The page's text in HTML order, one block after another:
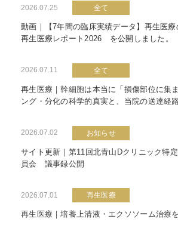
2026.07.25 全て
動画｜【7年間の臨床実績データ】再生医療
再生医療レポート2026 を公開しました。
2026.07.11 全て
再生医療｜幹細胞は本当に「損傷部位に集
ング・分化の科学的真実と、当院の送達経
2026.07.02 お知らせ
サイト更新｜第11回北青山Dクリニック特
員会 議事録公開
2026.07.01 再生医療
再生医療｜培養上清液・エクソソーム治療